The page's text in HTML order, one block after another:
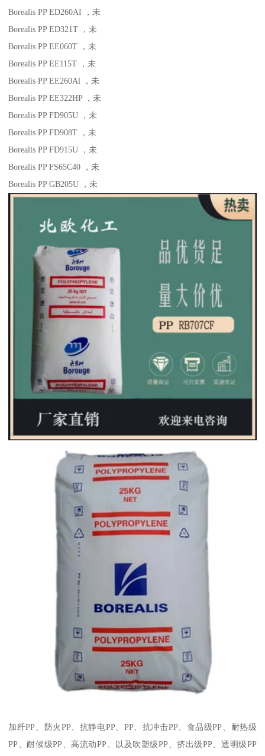
Borealis PP ED260AI
，未
Borealis PP ED321T
，未
Borealis PP EE060T
，未
Borealis PP EE115T
，未
Borealis PP EE260Al
，未
Borealis PP EE322HP
，未
Borealis PP FD905U
，未
Borealis PP FD908T
，未
Borealis PP FD915U
，未
Borealis PP FS65C40
，未
Borealis PP GB205U
，未
加纤PP 、防火 PP 、抗静电PP PP 、抗冲击PP 、食品级PP 、耐热级
PP 、耐候级PP 、高流动PP 、以及吹塑级PP 、挤出级PP 、透明级PP